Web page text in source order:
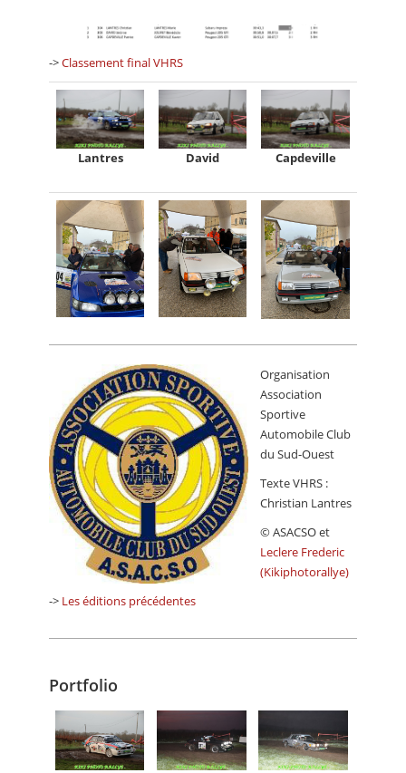
->Classement final VHRS
Lantres David Capdeville
Organisation
Association
Sportive
Automobile Club
du Sud-Ouest
Texte VHRS :
Christian Lantres
© ASACSO et
Leclere Frederic
(Kikiphotorallye)
-> Les éditions précédentes
Portfolio